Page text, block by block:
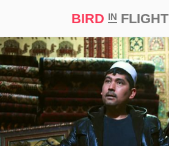
BIRD INFLIGHT
Bird in Flight Prize ‘21